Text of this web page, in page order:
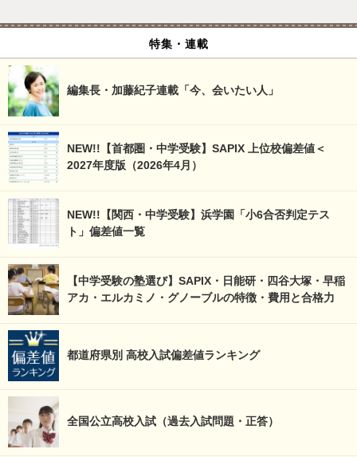
特集・連載
編集長・加藤紀子連載「今、会いたい人」
NEW!!【首都圏・中学受験】SAPIX 上位校偏差値＜
2027年度版（2026年4月）
NEW!!【関西・中学受験】浜学園「小6合否判定テス
ト」偏差値一覧
【中学受験の塾選び】SAPIX・日能研・四谷大塚・早稲
アカ・エルカミノ・グノーブルの特徴・費用と合格力
都道府県別 高校入試偏差値ランキング
全国公立高校入試（過去入試問題・正答）